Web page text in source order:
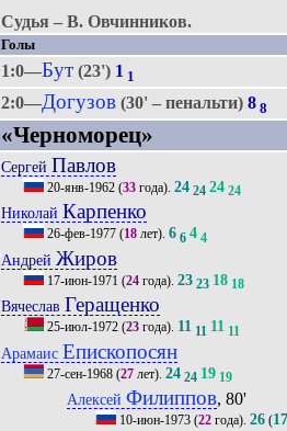
Судья – В. Овчинников.
Голы
1:0—Бут(23') 1 1
2:0—Догузов(30' – пенальти) 8 8
«Черноморец»
Сергей Павлов
20-янв-1962(33года). 24 24 24 24
Николай Карпенко
26-фев-1977(18лет). 6 6 4 4
Андрей Жиров
17-июн-1971 (24года). 23 23 18 18
Вячеслав Геращенко
25-июл-1972(23года). 11 11 11 11
Арамаис Епископосян
27-сен-1968(27лет). 24 24 19 19
Алексей Филиппов, 80'
10-июн-1973 (22 года).26 (